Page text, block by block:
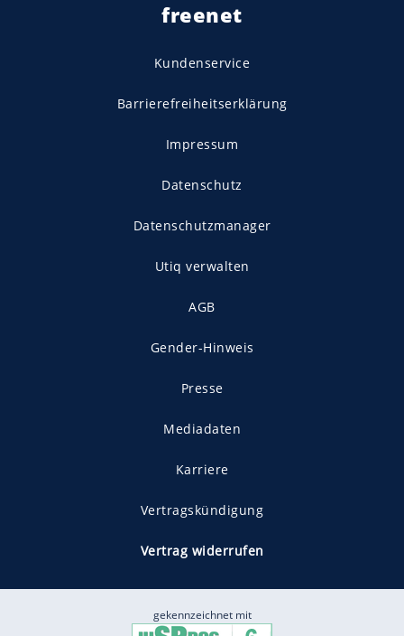
freenet
Kundenservice
Barrierefreiheitserklärung
Impressum
Datenschutz
Datenschutzmanager
Utiq verwalten
AGB
Gender-Hinweis
Presse
Mediadaten
Karriere
Vertragskündigung
Vertrag widerrufen
gekennzeichnet mit